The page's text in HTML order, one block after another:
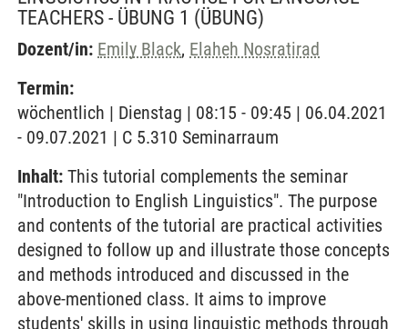
TEACHERS - ÜBUNG 1 (ÜBUNG)
Dozent/in: Emily Black, Elaheh Nosratirad
Termin:
wöchentlich | Dienstag | 08:15 - 09:45 | 06.04.2021
- 09.07.2021 | C 5.310 Seminarraum
Inhalt: This tutorial complements the seminar
"Introduction to English Linguistics". The purpose
and contents of the tutorial are practical activities
designed to follow up and illustrate those concepts
and methods introduced and discussed in the
above-mentioned class. It aims to improve
students' skills in using linguistic methods through